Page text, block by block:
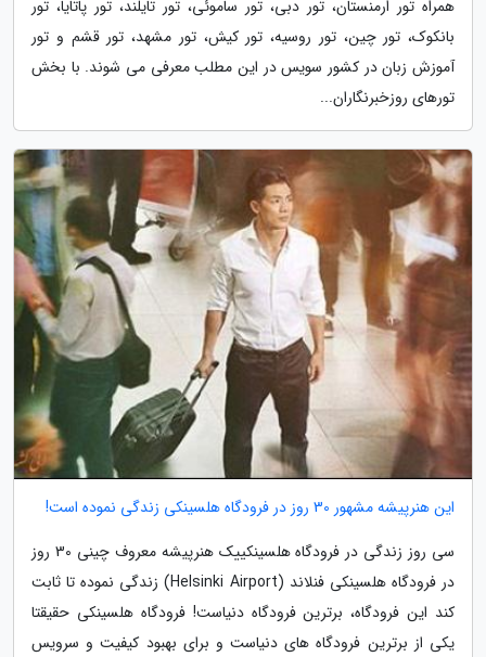
همراه تور ارمنستان، تور دبی، تور ساموئی، تور تایلند، تور پاتایا، تور
بانکوک، تور چین، تور روسیه، تور کیش، تور مشهد، تور قشم و تور
آموزش زبان در کشور سویس در این مطلب معرفی می شوند. با بخش
تورهای روزخبرنگاران...
این هنرپیشه مشهور 30 روز در فرودگاه هلسینکی زندگی نموده است!
سی روز زندگی در فرودگاه هلسینکییک هنرپیشه معروف چینی 30 روز
در فرودگاه هلسینکی فنلاند (Helsinki Airport) زندگی نموده تا ثابت
کند این فرودگاه، برترین فرودگاه دنیاست! فرودگاه هلسینکی حقیقتا
یکی از برترین فرودگاه های دنیاست و برای بهبود کیفیت و سرویس